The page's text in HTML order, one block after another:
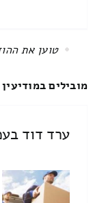
displayed.
מובילים
ערד דוד